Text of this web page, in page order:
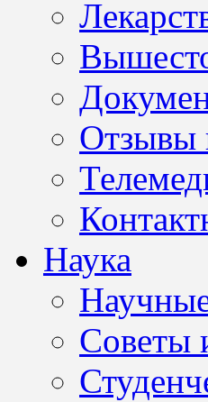
Отзывы
Наука
Советы